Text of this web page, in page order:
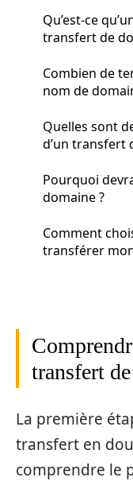
Qu’est-ce
transfert de
Combien de
nom de
Quelles sont
d’un transfert
Pourquoi
domaine ?
Comment
transférer
transfert
La première
transfert en
comprendre le